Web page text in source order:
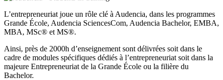
L’entrepreneuriat joue un rôle clé à Audencia, dans les programmes
Grande École, Audencia SciencesCom, Audencia Bachelor, EMBA,
MBA, MSc® et MS®.
Ainsi, près de 2000h d’enseignement sont délivrées soit dans le
cadre de modules spécifiques dédiés à l’entrepreneuriat soit dans la
majeure Entrepreneuriat de la Grande École ou la filière du
Bachelor.